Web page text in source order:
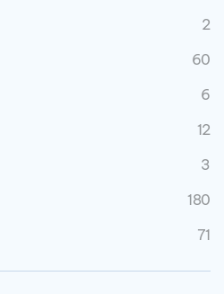
2
60
6
12
3
180
71